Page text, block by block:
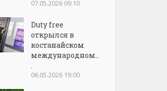
07.05.2026 09:10
Duty free
открылся в
костанайском
международном..
.
06.05.2026 19:00